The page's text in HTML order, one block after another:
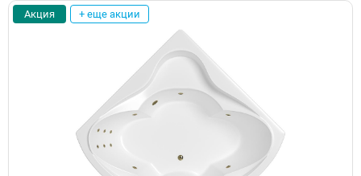
Акция + еще акции